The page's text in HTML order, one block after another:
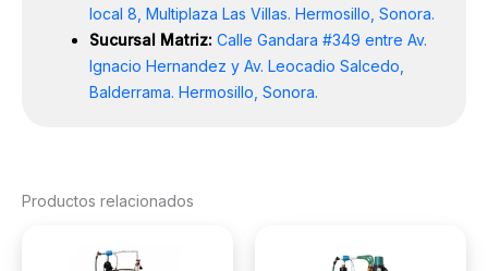
local 8, Multiplaza Las Villas. Hermosillo, Sonora.
Sucursal Matriz: Calle Gandara #349 entre Av.
Ignacio Hernandez y Av. Leocadio Salcedo,
Balderrama. Hermosillo, Sonora.
Productos relacionados